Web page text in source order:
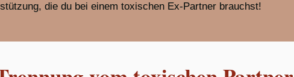
die du bei einem toxischen Ex-Partner brauchst!